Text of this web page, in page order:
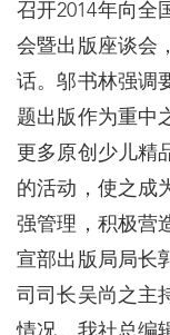
召开2014年向全
会暨出版座谈会
话。邬书林强调
题出版作为重中
更多原创少儿精
的活动，使之成
强管理，积极营
宣部出版局局长
司司长吴尚之主